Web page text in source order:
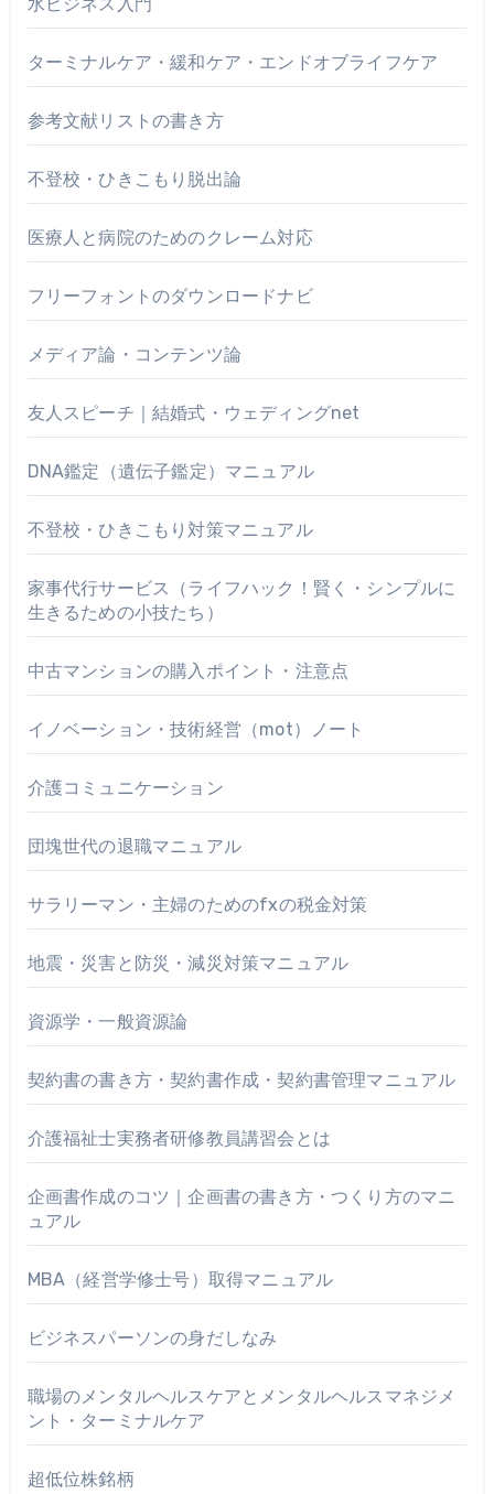
ターミナルケア・緩和ケア・エンドオブライフケア
参考文献リストの書き方
不登校・ひきこもり脱出論
医療人と病院のためのクレーム対応
フリーフォントのダウンロードナビ
メディア論・コンテンツ論
友人スピーチ｜結婚式・ウェディングnet
DNA鑑定（遺伝子鑑定）マニュアル
不登校・ひきこもり対策マニュアル
家事代行サービス（ライフハック！賢く・シンプルに
生きるための小技たち）
中古マンションの購入ポイント・注意点
イノベーション・技術経営（mot）ノート
介護コミュニケーション
団塊世代の退職マニュアル
サラリーマン・主婦のためのfxの税金対策
地震・災害と防災・減災対策マニュアル
資源学・一般資源論
契約書の書き方・契約書作成・契約書管理マニュアル
介護福祉士実務者研修教員講習会とは
企画書作成のコツ｜企画書の書き方・つくり方のマニ
ュアル
MBA（経営学修士号）取得マニュアル
ビジネスパーソンの身だしなみ
職場のメンタルヘルスケアとメンタルヘルスマネジメ
ント・ターミナルケア
超低位株銘柄